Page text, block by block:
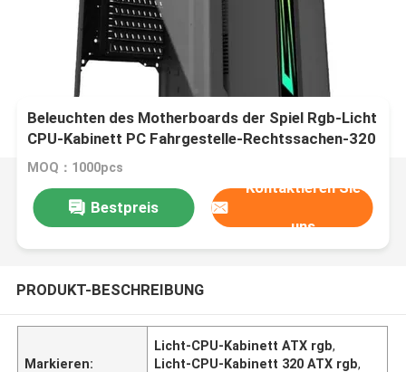
Beleuchten des Motherboards der Spiel Rgb-Licht
CPU-Kabinett PC Fahrgestelle-Rechtssachen-320
ATX/MATX
MOQ：1000pcs
Bestpreis
Kontaktieren Sie
uns
PRODUKT-BESCHREIBUNG
Markieren:
Licht-CPU-Kabinett ATX rgb,
Licht-CPU-Kabinett 320 ATX rgb,